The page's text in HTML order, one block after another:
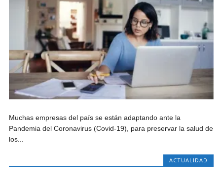
Muchas empresas del país se están adaptando ante la
Pandemia del Coronavirus (Covid-19), para preservar la salud de
los...
ACTUALIDAD